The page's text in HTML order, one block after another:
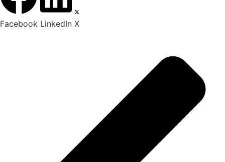
Facebook LinkedIn X